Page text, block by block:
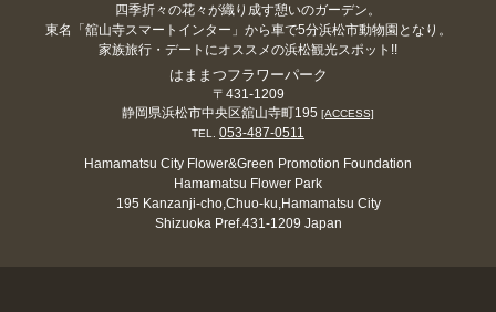
四季折々の花々が織り成す憩いのガーデン。
東名「舘山寺スマートインター」から車で5分浜松市動物園となり。
家族旅行・デートにオススメの浜松観光スポット!!
はままつフラワーパーク
〒431-1209
静岡県浜松市中央区舘山寺町195 [ACCESS]
TEL.
053-487-0511
Hamamatsu City Flower&Green Promotion Foundation
Hamamatsu Flower Park
195 Kanzanji-cho,Chuo-ku,Hamamatsu City
Shizuoka Pref.431-1209 Japan